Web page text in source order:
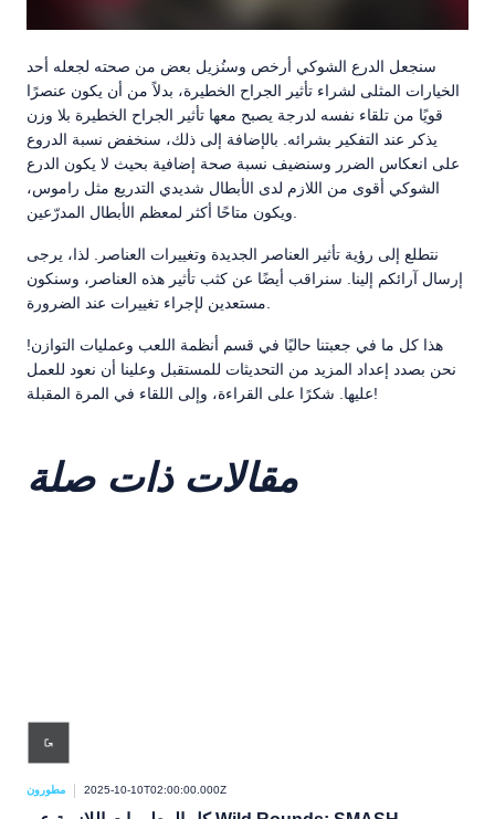
سنجعل الدرع الشوكي أرخص وسنُزيل بعض من صحته لجعله أحد
الخيارات المثلى لشراء تأثير الجراح الخطيرة، بدلاً من أن يكون عنصرًا
قويًا من تلقاء نفسه لدرجة يصبح معها تأثير الجراح الخطيرة بلا وزن
يذكر عند التفكير بشرائه. بالإضافة إلى ذلك، سنخفض نسبة الدروع
على انعكاس الضرر وسنضيف نسبة صحة إضافية بحيث لا يكون الدرع
الشوكي أقوى من اللازم لدى الأبطال شديدي التدريع مثل راموس،
نتطلع إلى رؤية تأثير العناصر الجديدة وتغييرات العناصر. لذا، يرجى
إرسال آرائكم إلينا. سنراقب أيضًا عن كثب تأثير هذه العناصر، وسنكون
هذا كل ما في جعبتنا حاليًا في قسم أنظمة اللعب وعمليات التوازن!
نحن بصدد إعداد المزيد من التحديثات للمستقبل وعلينا أن نعود للعمل
عليها. شكرًا على القراءة، وإلى اللقاء في المرة المقبلة!
مقالات ذات صلة
مطورون 2025-10-10T02:00:00.000Z